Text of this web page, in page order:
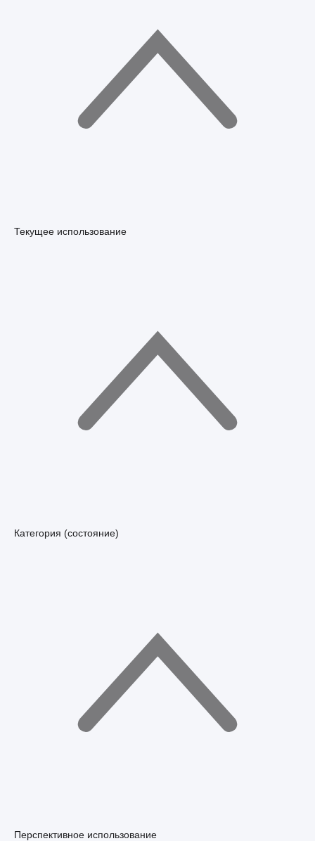
Текущее использование
Категория (состояние)
Перспективное использование